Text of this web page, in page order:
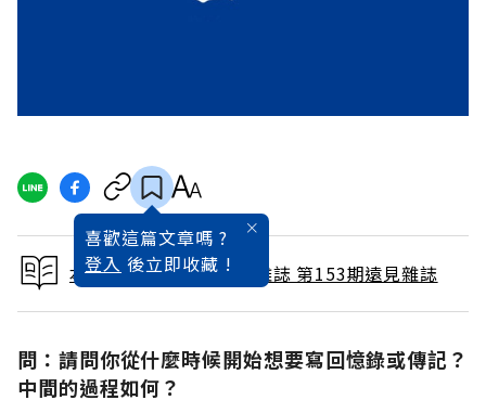
喜歡這篇文章嗎 ?
登入 後立即收藏 !
本文出自 1999 / 3月號雜誌 第153期遠見雜誌
問：請問你從什麼時候開始想要寫回憶錄或傳記？
中間的過程如何？